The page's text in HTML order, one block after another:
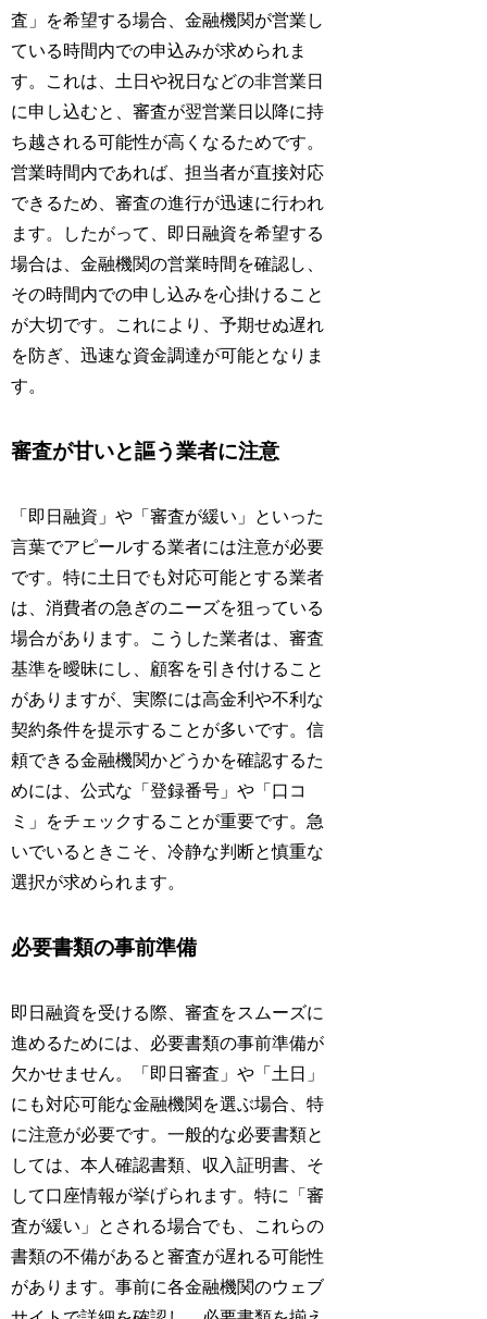
査」を希望する場合、金融機関が営業し
ている時間内での申込みが求められま
す。これは、土日や祝日などの非営業日
に申し込むと、審査が翌営業日以降に持
ち越される可能性が高くなるためです。
営業時間内であれば、担当者が直接対応
できるため、審査の進行が迅速に行われ
ます。したがって、即日融資を希望する
場合は、金融機関の営業時間を確認し、
その時間内での申し込みを心掛けること
が大切です。これにより、予期せぬ遅れ
を防ぎ、迅速な資金調達が可能となりま
す。
審査が甘いと謳う業者に注意
「即日融資」や「審査が緩い」といった
言葉でアピールする業者には注意が必要
です。特に土日でも対応可能とする業者
は、消費者の急ぎのニーズを狙っている
場合があります。こうした業者は、審査
基準を曖昧にし、顧客を引き付けること
がありますが、実際には高金利や不利な
契約条件を提示することが多いです。信
頼できる金融機関かどうかを確認するた
めには、公式な「登録番号」や「口コ
ミ」をチェックすることが重要です。急
いでいるときこそ、冷静な判断と慎重な
選択が求められます。
必要書類の事前準備
即日融資を受ける際、審査をスムーズに
進めるためには、必要書類の事前準備が
欠かせません。「即日審査」や「土日」
にも対応可能な金融機関を選ぶ場合、特
に注意が必要です。一般的な必要書類と
しては、本人確認書類、収入証明書、そ
して口座情報が挙げられます。特に「審
査が緩い」とされる場合でも、これらの
書類の不備があると審査が遅れる可能性
があります。事前に各金融機関のウェブ